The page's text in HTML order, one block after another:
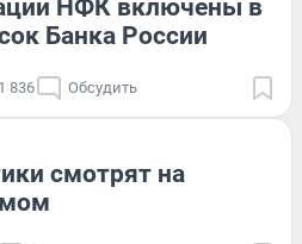
НФК включены в
Банка России
1 836 Обсудить
смотрят на